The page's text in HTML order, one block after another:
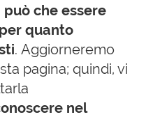
che essere
quanto
. Aggiorneremo
pagina; quindi, vi
nel